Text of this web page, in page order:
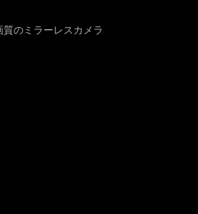
質のミラーレスカメラ